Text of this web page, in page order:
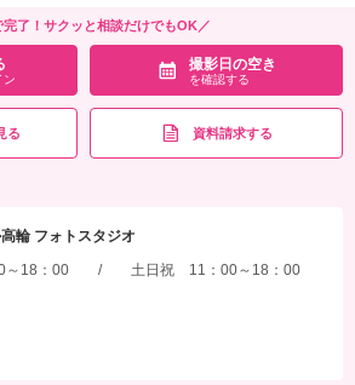
完了！サクッと相談だけでもOK／
ン
撮影日の空き
を確認する
る 資料請求する
輪 フォトスタジオ
～18：00 / 土日祝 11：00～18：00